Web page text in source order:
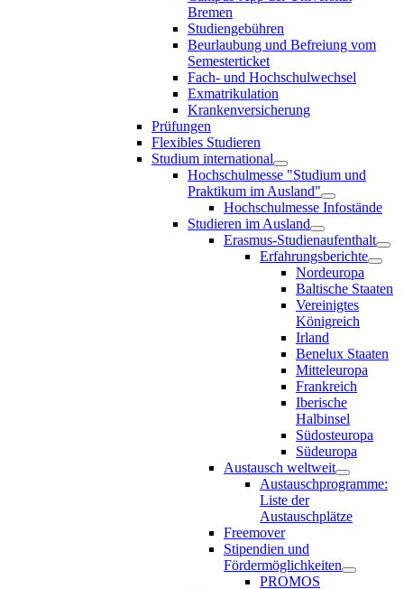
Bremen
Studiengebühren
Beurlaubung und Befreiung vom
Semesterticket
Fach- und Hochschulwechsel
Exmatrikulation
Krankenversicherung
Prüfungen
Flexibles Studieren
Studium international
Hochschulmesse "Studium und
Praktikum im Ausland"
Hochschulmesse Infostände
Studieren im Ausland
Erasmus-Studienaufenthalt
Erfahrungsberichte
Nordeuropa
Baltische Staaten
Vereinigtes
Königreich
Irland
Benelux Staaten
Mitteleuropa
Frankreich
Iberische
Halbinsel
Südosteuropa
Südeuropa
Austausch weltweit
Austauschprogramme:
Liste der
Austauschplätze
Freemover
Stipendien und
Fördermöglichkeiten
PROMOS